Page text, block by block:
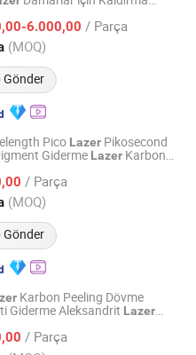
Alma Güzellik Ekipmanı
6.000,00 / Parça
(MOQ)
Gönder
CO., Ltd.
2022
Pico Lazer Pikosecond
Giderme Lazer Karbon
/ Parça
(MOQ)
Gönder
Co., Limited
2011
Karbon Peeling Dövme
Giderme Aleksandrit Lazer
KozmetikLazer
/ Parça
Co., Limited